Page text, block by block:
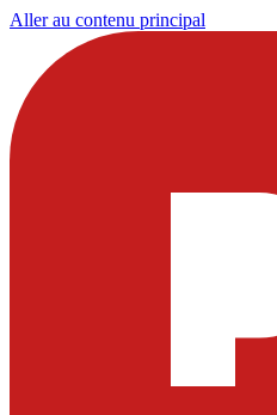
Aller au contenu principal